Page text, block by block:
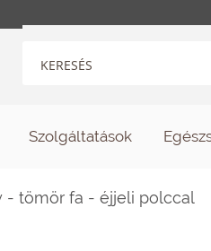
Szolgáltatások
- tömör fa - éjjeli polccal